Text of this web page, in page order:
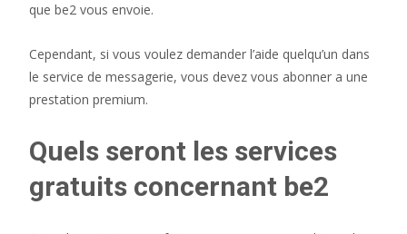
que be2 vous envoie.
Cependant, si vous voulez demander l’aide quelqu’un dans
le service de messagerie, vous devez vous abonner a une
prestation premium.
Quels seront les services
gratuits concernant be2